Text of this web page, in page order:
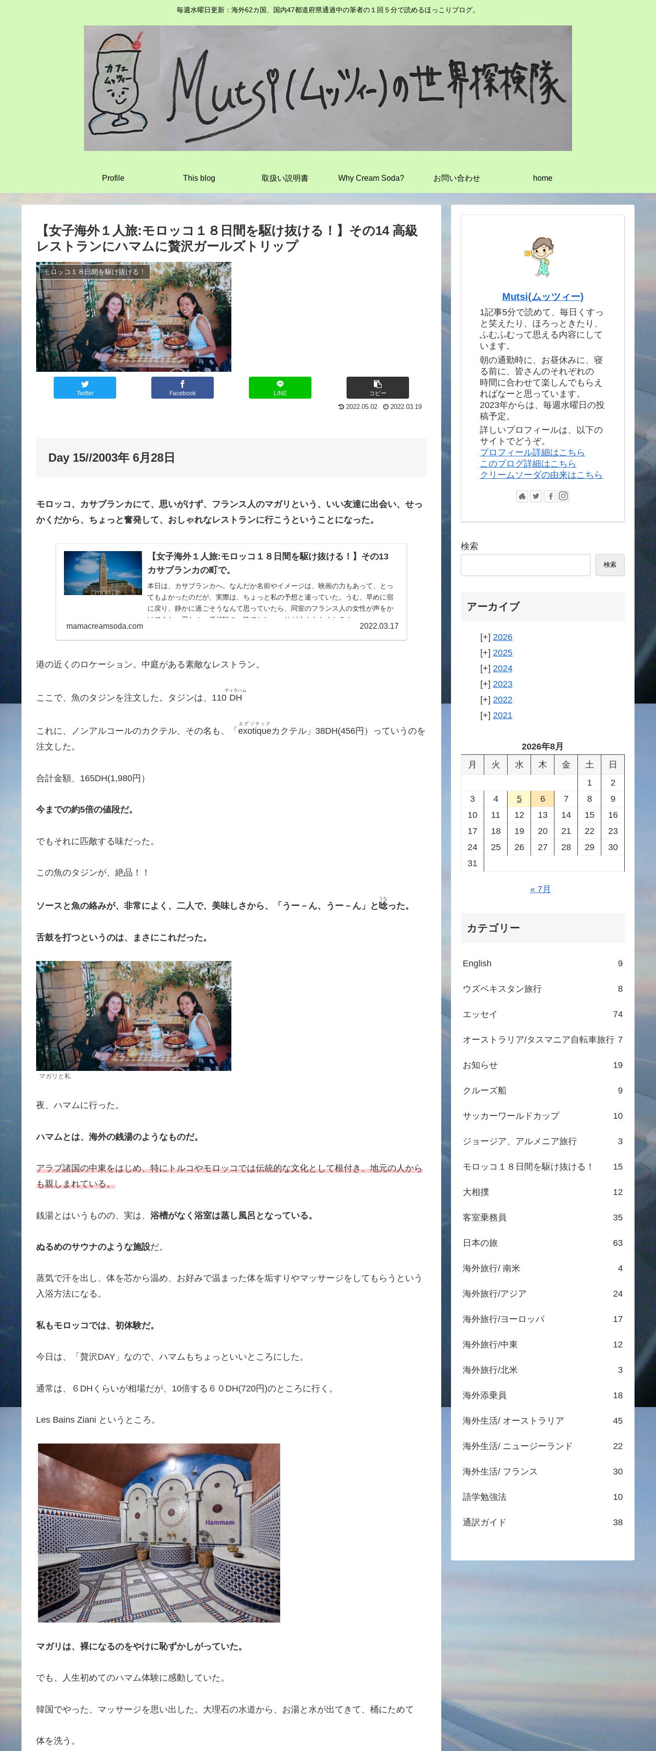
毎週水曜日更新：海外62カ国、国内47都道府県通過中の筆者の１回５分で読めるほっこりブログ。
Profile This blog 取扱い説明書 Why Cream Soda? お問い合わせ home
【女子海外１人旅:モロッコ１８日間を駆け抜ける！】その14 高級
レストランにハマムに贅沢ガールズトリップ
モロッコ１８日間を駆け抜ける！
Twitter Facebook LINE コピー
2022.05.02 2022.03.19
Day 15//2003年 6月28日
モロッコ、カサブランカにて、思いがけず、フランス人のマガリという、いい友達に出会い、せっ
かくだから、ちょっと奮発して、おしゃれなレストランに行こうということになった。
【女子海外１人旅:モロッコ１８日間を駆け抜ける！】その13
カサブランカの町で。
本日は、カサブランカへ。なんだか名前やイメージは、映画の力もあって、とっ
てもよかったのだが、実際は、ちょっと私の予想と違っていた。うむ、早めに宿
に戻り、静かに過ごそうなんて思っていたら、同室のフランス人の女性が声をか
けてきた。思わぬ、価値観の一致でおしゃべりが止まらなくなる！
mamacreamsoda.com 2022.03.17
港の近くのロケーション。中庭がある素敵なレストラン。
ここで、魚のタジンを注文した。タジンは、110 DH
ディラハム
これに、ノンアルコールのカクテル、その名も、「 exotique
エグゾテック
カクテル」38DH(456円）っていうのを
注文した。
合計金額、165DH(1,980円）
今までの約5倍の値段だ。
でもそれに匹敵する味だった。
この魚のタジンが、絶品！！
ソースと魚の絡みが、非常によく、二人で、美味しさから、「うー－ん、うー－ん」と唸
うな
った。
舌鼓を打つというのは、まさにこれだった。
マガリと私
夜、ハマムに行った。
ハマムとは、海外の銭湯のようなものだ。
アラブ諸国の中東をはじめ、特にトルコやモロッコでは伝統的な文化として根付き、地元の人から
も親しまれている。
銭湯とはいうものの、実は、 浴槽がなく浴室は蒸し風呂となっている。
ぬるめのサウナのような施設だ。
蒸気で汗を出し、体を芯から温め、お好みで温まった体を垢すりやマッサージをしてもらうという
入浴方法になる。
私もモロッコでは、初体験だ。
今日は、「贅沢DAY」なので、ハマムもちょっといいところにした。
通常は、６DHくらいが相場だが、10倍する６０DH(720円)のところに行く。
Les Bains Ziani というところ。
マガリは、裸になるのをやけに恥ずかしがっていた。
でも、人生初めてのハマム体験に感動していた。
韓国でやった、マッサージを思い出した。大理石の水道から、お湯と水が出てきて、桶にためて
体を洗う。
Mutsi(ムッツィー)
1記事5分で読めて、毎日くすっ
と笑えたり、ほろっときたり、
ふむふむって思える内容にして
います。
朝の通勤時に、お昼休みに、寝
る前に、皆さんのそれぞれの
時間に合わせて楽しんでもらえ
ればなーと思っています。
2023年からは、毎週水曜日の投
稿予定。
詳しいプロフィールは、以下の
サイトでどうぞ。
プロフィール詳細はこちら
このブログ詳細はこちら
クリームソーダの由来はこちら
検索
検索
アーカイブ
2026
2025
2024
2023
2022
2021
2026年8月
月
火 水 木 金 土
日
1
2
3
4 5 6 7 8
9
10
11 12 13 14 15
16
17
18 19 20 21 22
23
24
25 26 27 28 29
30
31
« 7月
カテゴリー
English 9
ウズベキスタン旅行 8
エッセイ 74
オーストラリア/タスマニア自転車旅行 7
お知らせ 19
クルーズ船 9
サッカーワールドカップ 10
ジョージア、アルメニア旅行 3
モロッコ１８日間を駆け抜ける！ 15
大相撲 12
客室乗務員 35
日本の旅 63
海外旅行/ 南米 4
海外旅行/アジア 24
海外旅行/ヨーロッパ 17
海外旅行/中東 12
海外旅行/北米 3
海外添乗員 18
海外生活/ オーストラリア 45
海外生活/ ニュージーランド 22
海外生活/ フランス 30
語学勉強法 10
通訳ガイド 38